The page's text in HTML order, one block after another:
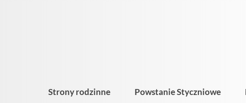
Strony rodzinne Powstanie Styczniowe